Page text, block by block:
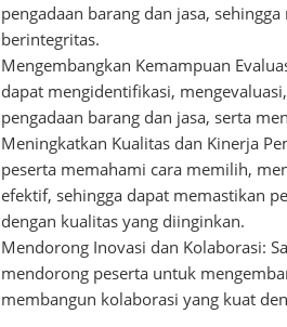
pengadaan barang dan jasa,
berintegritas.
Mengembangkan Kemampuan
dapat mengidentifikasi,
pengadaan barang dan jasa, serta
Meningkatkan Kualitas dan Kinerja
peserta memahami cara memilih,
efektif, sehingga dapat memastikan
dengan kualitas yang diinginkan.
Mendorong Inovasi dan Kolaborasi:
mendorong peserta untuk
membangun kolaborasi yang kuat